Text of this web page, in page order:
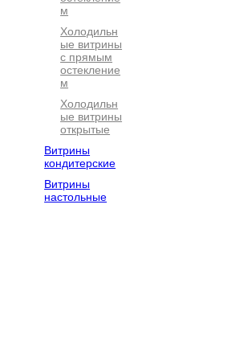
м
Холодильн
ые витрины
с прямым
остекление
м
Холодильн
ые витрины
открытые
Витрины
кондитерские
Витрины
настольные